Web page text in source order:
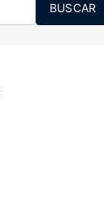
BUSCAR